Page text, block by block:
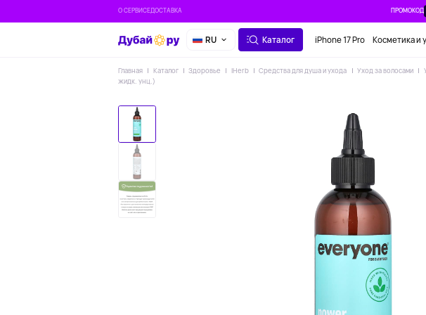
О СЕРВИСЕДОСТАВКА ПРОМОКОД
RU Каталог iPhone 17 Pro Косметика и
Главная Каталог Здоровье IHerb Средства для душа и ухода Уход за волосами
жидк. унц.)